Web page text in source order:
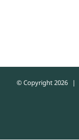
© Copyright2026 |